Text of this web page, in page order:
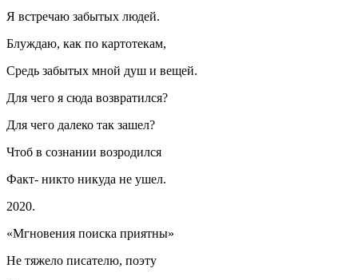
Я встречаю забытых людей.
Блуждаю, как по картотекам,
Средь забытых мной душ и вещей.
Для чего я сюда возвратился?
Для чего далеко так зашел?
Чтоб в сознании возродился
Факт- никто никуда не ушел.
2020.
«Мгновения поиска приятны»
Не тяжело писателю, поэту